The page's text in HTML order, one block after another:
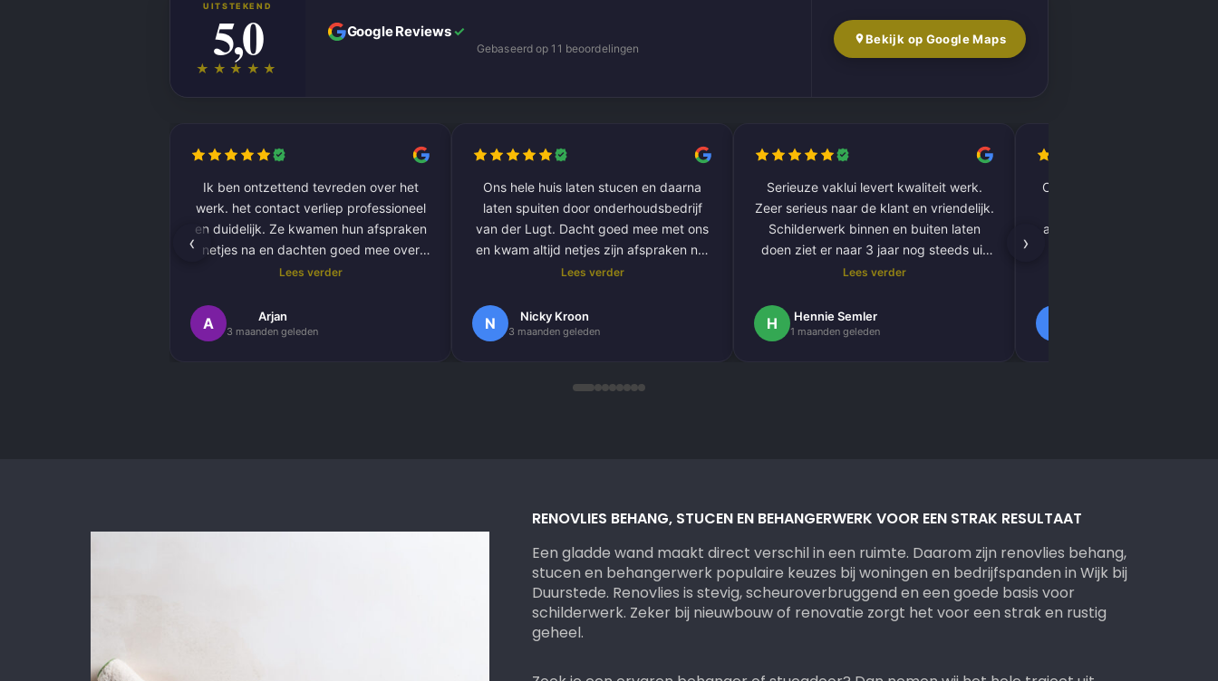
UITSTEKEND
5,0
★★★★★
Google Reviews✓
Gebaseerd op 11 beoordelingen
Bekijk op Google Maps
Ik ben ontzettend tevreden over het
werk. het contact verliep professioneel
en duidelijk. Ze kwamen hun afspraken
netjes na en dachten goed mee over
kleurkeuze en afwerking.
Het schilderwerk zelf is van hoge
kwaliteit uitgevoerd. Alles is strak
Lees verder
A Arjan
3 maanden geleden
Ons hele huis laten stucen en daarna
laten spuiten door onderhoudsbedrijf
van der Lugt. Dacht goed mee met ons
en kwam altijd netjes zijn afspraken na.
De volgende klus hebben we al gepland
Nogmaals bedankt.
Lees verder
N Nicky Kroon
3 maanden geleden
Serieuze vaklui levert kwaliteit werk.
Zeer serieus naar de klant en vriendelijk.
Schilderwerk binnen en buiten laten
doen ziet er naar 3 jaar nog steeds uit
als nieuw.
Lees verder
H Hennie Semler
1 maanden geleden
Complete woning laten
afgewerkt, inclusief tegels,
‹ ›
RENOVLIES BEHANG, STUCEN EN BEHANGERWERK VOOR EEN STRAK RESULTAAT
Een gladde wand maakt direct verschil in een ruimte. Daarom zijn renovlies behang,
stucen en behangerwerk populaire keuzes bij woningen en bedrijfspanden in Wijk bij
Duurstede. Renovlies is stevig, scheuroverbruggend en een goede basis voor
schilderwerk. Zeker bij nieuwbouw of renovatie zorgt het voor een strak en rustig
geheel.